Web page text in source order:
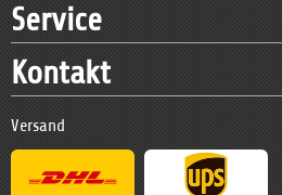
Service
Kontakt
Versand